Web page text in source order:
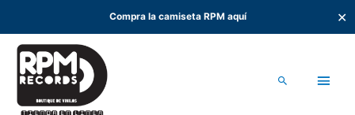
Compra la camiseta RPM aquí ✕
contenido
Buscar